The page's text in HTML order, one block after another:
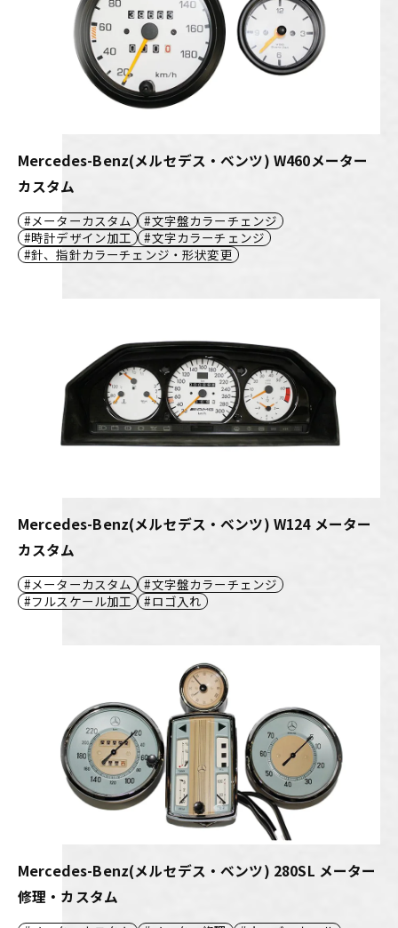
Mercedes-Benz(メルセデス・ベンツ) W460メーター
カスタム
メーターカスタム
文字盤カラーチェンジ
時計デザイン加工
文字カラーチェンジ
針、指針カラーチェンジ・形状変更
Mercedes-Benz(メルセデス・ベンツ) W124 メーター
カスタム
メーターカスタム
文字盤カラーチェンジ
フルスケール加工
ロゴ入れ
Mercedes-Benz(メルセデス・ベンツ) 280SL メーター
修理・カスタム